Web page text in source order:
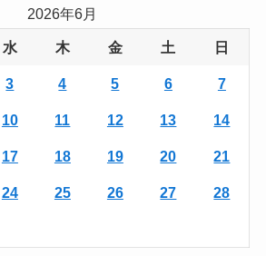
2026年6月
水 木 金 土 日
3 4 5 6 7
10 11 12 13 14
17 18 19 20 21
24 25 26 27 28